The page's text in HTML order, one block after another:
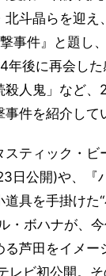
北斗晶らを迎え
事件』と題し
年後に再会し
人鬼」など、
件を紹介して
スティック・ビ
日公開)や、『
具を手掛けた
・ボハナが、
芦田をイメー
レビ初公開。そ